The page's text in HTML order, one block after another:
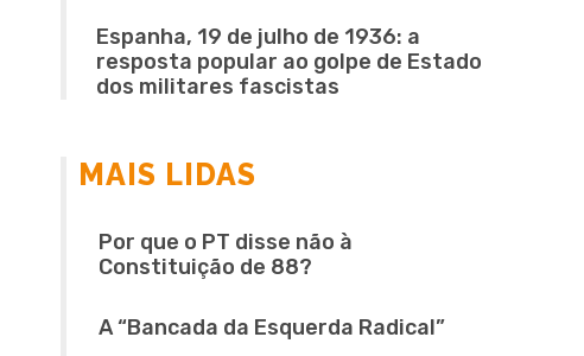
Espanha, 19 de julho de 1936: a
resposta popular ao golpe de Estado
dos militares fascistas
MAIS LIDAS
Por que o PT disse não à
Constituição de 88?
A “Bancada da Esquerda Radical”